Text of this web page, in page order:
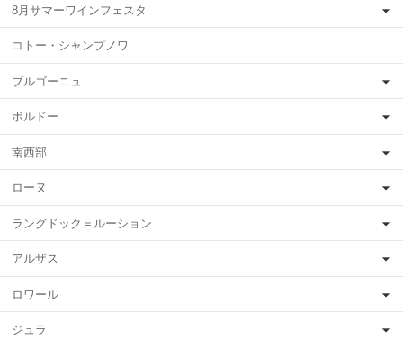
8月サマーワインフェスタ
コトー・シャンプノワ
ブルゴーニュ
ボルドー
南西部
ローヌ
ラングドック＝ルーション
アルザス
ロワール
ジュラ